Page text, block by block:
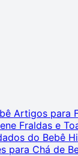
Artigos para
Fraldas e
do Bebê
para Chá de